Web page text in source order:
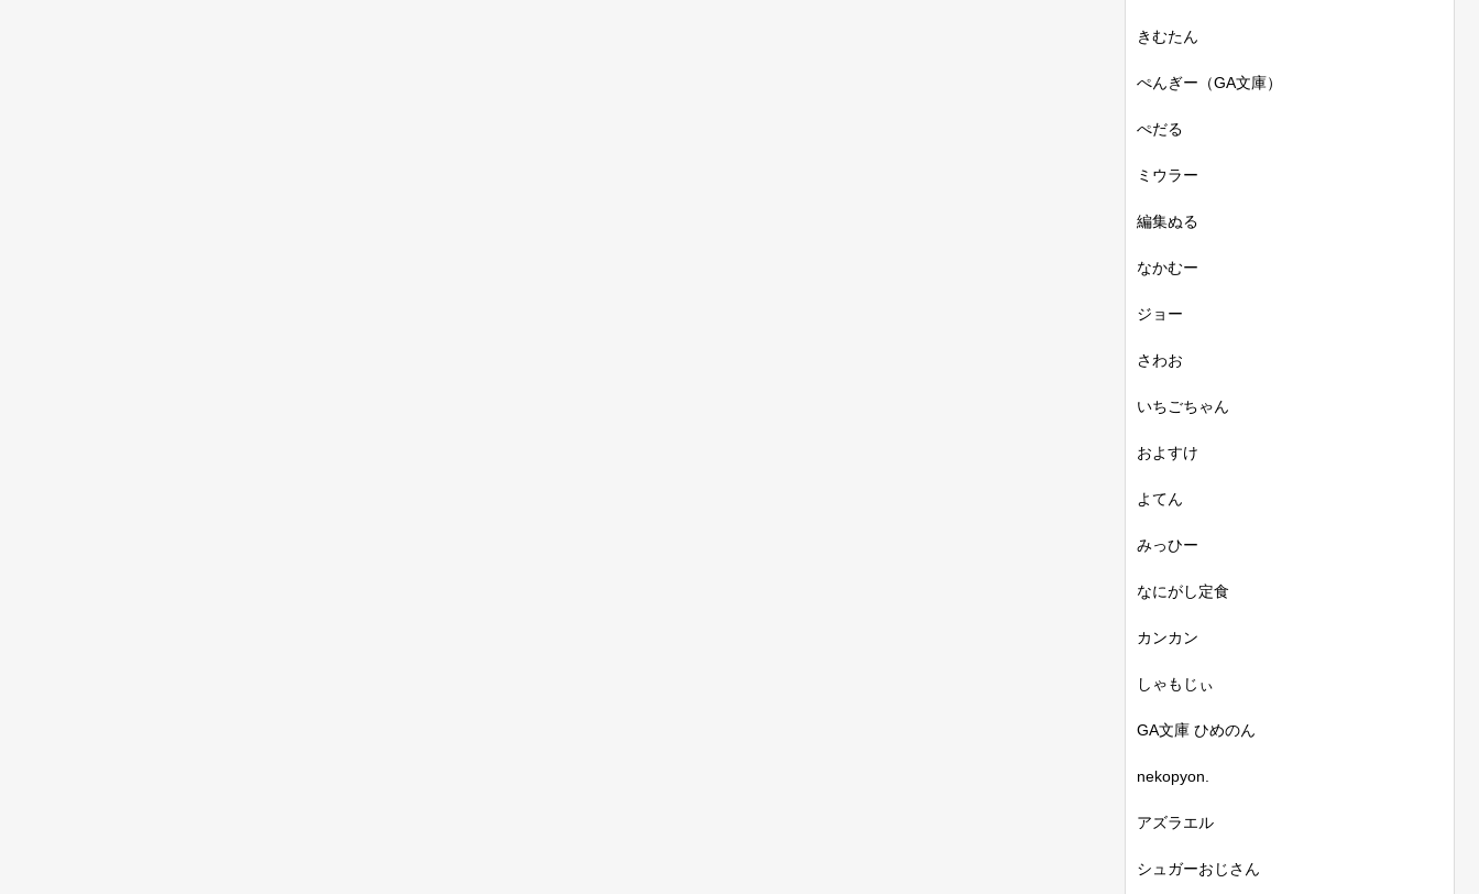
きむたん
ぺんぎー（GA文庫）
ぺだる
ミウラー
編集ぬる
なかむー
ジョー
さわお
いちごちゃん
およすけ
よてん
みっひー
なにがし定食
カンカン
しゃもじぃ
GA文庫 ひめのん
nekopyon.
アズラエル
シュガーおじさん